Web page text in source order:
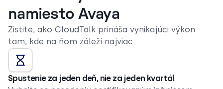
namiesto Avaya
Zistite, ako CloudTalk prináša vynikajúci výkon
tam, kde na ňom záleží najviac
Spustenie za jeden deň, nie za jeden kvartál